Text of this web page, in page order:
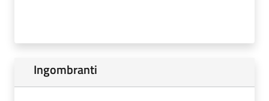
Ingombranti